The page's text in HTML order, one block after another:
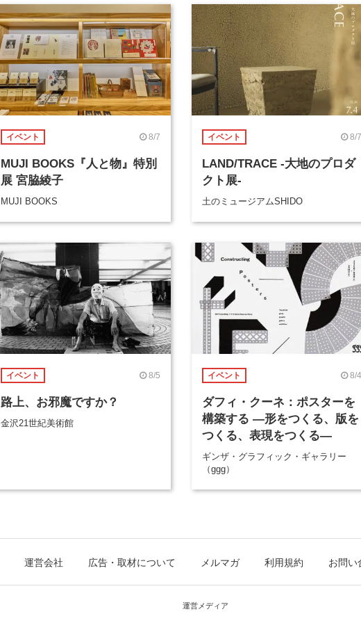
イベント 8/7
MUJI BOOKS『人と物』特別
展 宮脇綾子
MUJI BOOKS
イベント 8/7
LAND/TRACE -大地のプロダ
クト展-
土のミュージアムSHIDO
イベント 8/5
路上、お邪魔ですか？
金沢21世紀美術館
イベント 8/4
ダフィ・クーネ：ポスターを
構築する ―形をつくる、版を
つくる、表現をつくる―
ギンザ・グラフィック・ギャラリー
（ggg）
運営会社 広告・取材について メルマガ 利用規約 お問い
運営メディア